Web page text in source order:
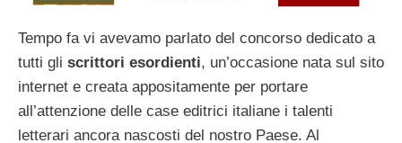
Tempo fa vi avevamo parlato del concorso dedicato a
tutti gli scrittori esordienti, un’occasione nata sul sito
internet e creata appositamente per portare
all’attenzione delle case editrici italiane i talenti
letterari ancora nascosti del nostro Paese. Al